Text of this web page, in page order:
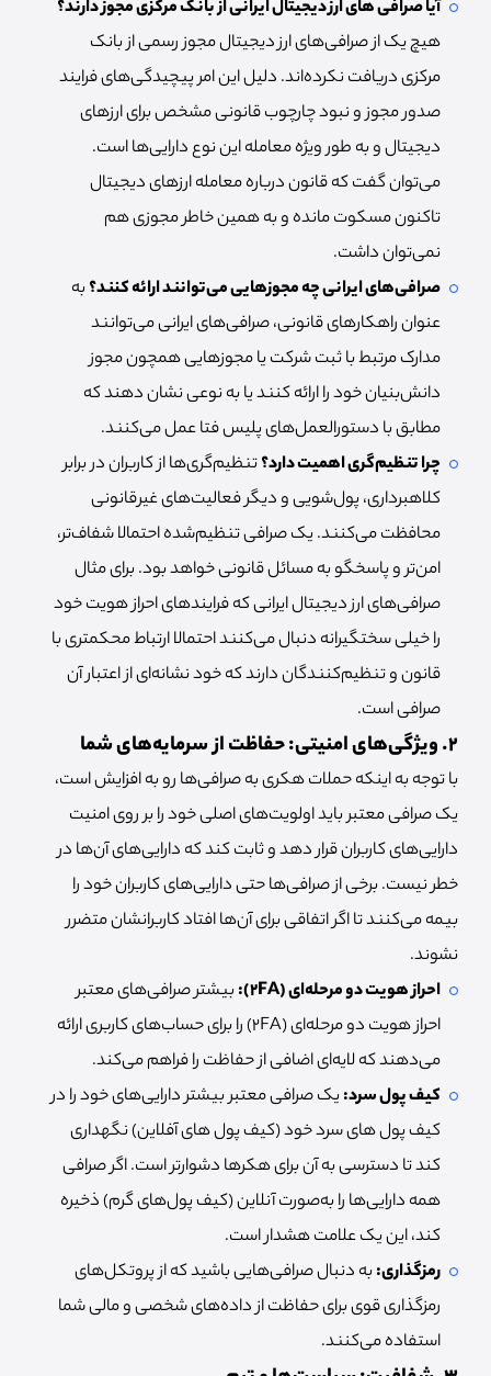
آیا صرافی های ارز دیجیتال ایرانی از بانک مرکزی مجوز دارند؟
هیچ یک از صرافی‌های ارز دیجیتال مجوز رسمی از بانک
مرکزی دریافت نکرده‌اند. دلیل این امر پیچیدگی‌های فرایند
صدور مجوز و نبود چارچوب قانونی مشخص برای ارزهای
دیجیتال و به طور ویژه معامله این نوع دارایی‌ها است.
می‌توان گفت که قانون درباره معامله ارزهای دیجیتال
تاکنون مسکوت مانده و به همین خاطر مجوزی هم
نمی‌توان داشت.
صرافی‌های ایرانی چه مجوزهایی می‌توانند ارائه کنند؟به
عنوان راهکارهای قانونی، صرافی‌های ایرانی می‌توانند
مدارک مرتبط با ثبت شرکت یا مجوزهایی همچون مجوز
دانش‌بنیان خود را ارائه کنند یا به نوعی نشان دهند که
مطابق با دستورالعمل‌های پلیس فتا عمل می‌کنند.
چرا تنظیم‌گری اهمیت دارد؟تنظیم‌گری‌ها از کاربران در برابر
کلاهبرداری، پول‌شویی و دیگر فعالیت‌های غیرقانونی
محافظت می‌کنند. یک صرافی تنظیم‌شده احتمالا شفاف‌تر،
امن‌تر و پاسخگو به مسائل قانونی خواهد بود. برای مثال
صرافی‌های ارز دیجیتال ایرانی که فرایندهای احراز هویت خود
را خیلی سختگیرانه دنبال می‌کنند احتمالا ارتباط محکمتری با
قانون و تنظیم‌کنندگان دارند که خود نشانه‌ای از اعتبار آن
صرافی است.
۲. ویژگی‌های امنیتی: حفاظت از سرمایه‌های شما
با توجه به اینکه حملات هکری به صرافی‌ها رو به افزایش است،
یک صرافی معتبر باید اولویت‌های اصلی خود را بر روی امنیت
دارایی‌های کاربران قرار دهد و ثابت کند که دارایی‌های آن‌ها در
خطر نیست. برخی از صرافی‌ها حتی دارایی‌های کاربران خود را
بیمه می‌کنند تا اگر اتفاقی برای آن‌ها افتاد کاربرانشان متضرر
نشوند.
احراز هویت دو مرحله‌ای (2FA):
بیشتر صرافی‌های معتبر
احراز هویت دو مرحله‌ای (2FA) را برای حساب‌های کاربری ارائه
می‌دهند که لایه‌ای اضافی از حفاظت را فراهم می‌کند.
کیف پول سرد:یک صرافی معتبر بیشتر دارایی‌های خود را در
کیف پول های سرد خود (کیف پول های آفلاین) نگهداری
کند تا دسترسی به آن برای هکرها دشوارتر است. اگر صرافی
همه دارایی‌ها را به‌صورت آنلاین (کیف پول‌های گرم) ذخیره
کند، این یک علامت هشدار است.
رمزگذاری:به دنبال صرافی‌هایی باشید که از پروتکل‌های
رمزگذاری قوی برای حفاظت از داده‌های شخصی و مالی شما
استفاده می‌کنند.